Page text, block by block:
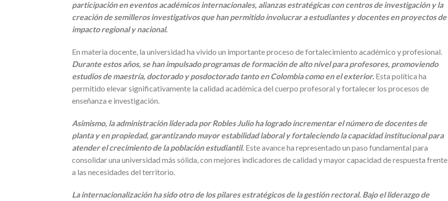
participación en eventos académicos internacionales, alianzas estratégicas con centros de investigación y la
creación de semilleros investigativos que han permitido involucrar a estudiantes y docentes en proyectos de
impacto regional y nacional.
En materia docente, la universidad ha vivido un importante proceso de fortalecimiento académico y profesional.
Durante estos años, se han impulsado programas de formación de alto nivel para profesores, promoviendo
estudios de maestría, doctorado y posdoctorado tanto en Colombia como en el exterior. Esta política ha
permitido elevar significativamente la calidad académica del cuerpo profesoral y fortalecer los procesos de
enseñanza e investigación.
Asimismo, la administración liderada por Robles Julio ha logrado incrementar el número de docentes de
planta y en propiedad, garantizando mayor estabilidad laboral y fortaleciendo la capacidad institucional para
atender el crecimiento de la población estudiantil. Este avance ha representado un paso fundamental para
consolidar una universidad más sólida, con mejores indicadores de calidad y mayor capacidad de respuesta frente
a las necesidades del territorio.
La internacionalización ha sido otro de los pilares estratégicos de la gestión rectoral. Bajo el liderazgo de